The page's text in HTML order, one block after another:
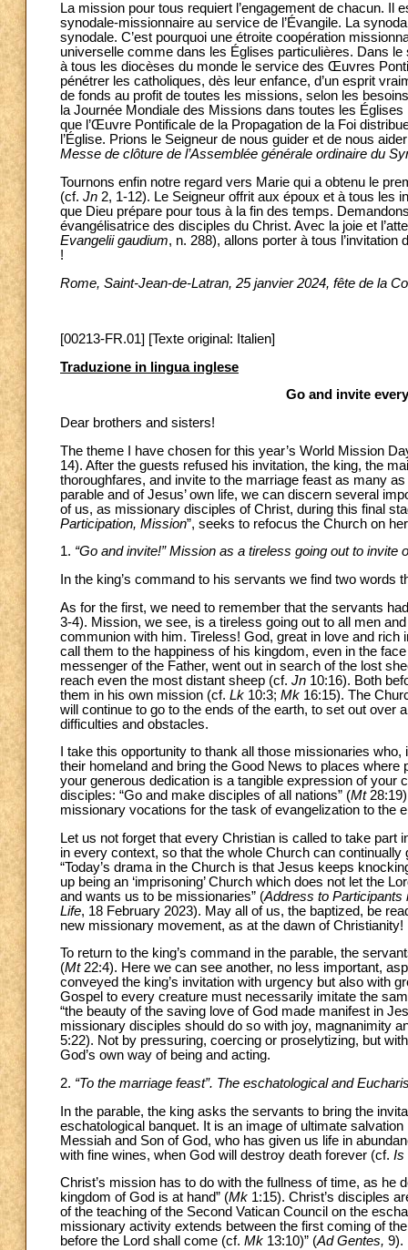
La mission pour tous requiert l’engagement de chacun.
synodale-missionnaire au service de l’Évangile. La
synodale. C’est pourquoi une étroite coopération
universelle comme dans les Églises particulières. Dans
à tous les diocèses du monde le service des Œuvres
pénétrer les catholiques, dès leur enfance, d’un esprit
de fonds au profit de toutes les missions, selon les
la Journée Mondiale des Missions dans toutes les
que l’Œuvre Pontificale de la Propagation de la Foi
l’Église. Prions le Seigneur de nous guider et de nous
Messe de clôture de l’Assemblée générale ordinaire du
Tournons enfin notre regard vers Marie qui a obtenu le
(cf. Jn 2, 1-12). Le Seigneur offrit aux époux et à tous les
que Dieu prépare pour tous à la fin des temps.
évangélisatrice des disciples du Christ. Avec la joie et
Evangelii gaudium, n. 288), allons porter à tous
!
Rome, Saint-Jean-de-Latran, 25 janvier 2024, fête de la
[00213-FR.01] [Texte original: Italien]
Traduzione in lingua inglese
Go and invite
Dear brothers and sisters!
The theme I have chosen for this year’s World Mission
14). After the guests refused his invitation, the king, the
thoroughfares, and invite to the marriage feast as many
parable and of Jesus’ own life, we can discern several
of us, as missionary disciples of Christ, during this final
Participation, Mission”, seeks to refocus the Church on
1. “Go and invite!” Mission as a tireless going out to invite
In the king’s command to his servants we find two words
As for the first, we need to remember that the servants
3-4). Mission, we see, is a tireless going out to all men
communion with him. Tireless! God, great in love and
call them to the happiness of his kingdom, even in the
messenger of the Father, went out in search of the lost
reach even the most distant sheep (cf. Jn 10:16). Both
them in his own mission (cf. Lk 10:3; Mk 16:15). The
will continue to go to the ends of the earth, to set out over
difficulties and obstacles.
I take this opportunity to thank all those missionaries
their homeland and bring the Good News to places
your generous dedication is a tangible expression of your
disciples: “Go and make disciples of all nations” (Mt
missionary vocations for the task of evangelization to the
Let us not forget that every Christian is called to take
in every context, so that the whole Church can continually
“Today’s drama in the Church is that Jesus keeps
up being an ‘imprisoning’ Church which does not let the
and wants us to be missionaries” (Address to Participants
Life, 18 February 2023). May all of us, the baptized, be
new missionary movement, as at the dawn of Christianity!
To return to the king’s command in the parable, the
(Mt22:4). Here we can see another, no less important,
conveyed the king’s invitation with urgency but also with
Gospel to every creature must necessarily imitate the
“the beauty of the saving love of God made manifest in
missionary disciples should do so with joy, magnanimity
5:22). Not by pressuring, coercing or proselytizing, but
God’s own way of being and acting.
2. “To the marriage feast”. The eschatological and
In the parable, the king asks the servants to bring the
eschatological banquet. It is an image of ultimate
Messiah and Son of God, who has given us life in
with fine wines, when God will destroy death forever (cf. Is
Christ’s mission has to do with the fullness of time, as he
kingdom of God is at hand” (Mk 1:15). Christ’s disciples
of the teaching of the Second Vatican Council on the
missionary activity extends between the first coming of
before the Lord shall come (cf. Mk 13:10)” (Ad Gentes, 9).